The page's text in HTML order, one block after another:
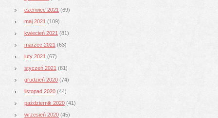
czerwiec 2021 (69)
maj 2021 (109)
kwiecień 2021 (81)
marzec 2021 (63)
luty 2021 (67)
styczeń 2021 (81)
grudzień 2020 (74)
listopad 2020 (44)
październik 2020 (41)
wrzesień 2020 (45)